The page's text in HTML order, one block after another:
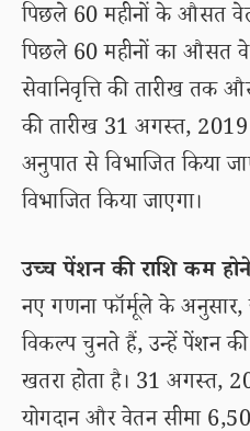
पिछले 60 महीनों के औसत
पिछले 60 महीनों का औसत
सेवानिवृत्ति की तारीख तक
की तारीख 31 अगस्त,
अनुपात से विभाजित किया
विभाजित किया जाएगा।
उच्च पेंशन की राशि कम
नए गणना फॉर्मूले के अनुसार,
विकल्प चुनते हैं, उन्हें पेंशन
खतरा होता है। 31 अगस्त,
योगदान और वेतन सीमा